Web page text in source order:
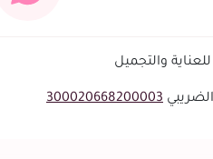
والتجميل
300020668200003